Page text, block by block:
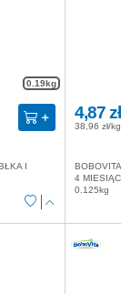
0.19kg
I
4,87 zł
38,96 zł/kg
4
0.125kg